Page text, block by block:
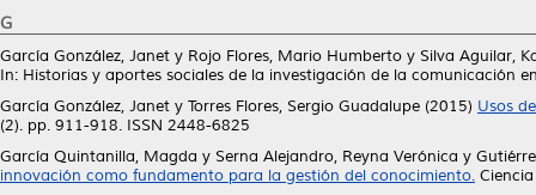
G
García González, Janet y Rojo Flores, Mario Humberto y Silva Aguilar,
In: Historias y aportes sociales de la investigación de la comunicación
García González, Janet y Torres Flores, Sergio Guadalupe (2015) Usos
(2). pp. 911-918. ISSN 2448-6825
García Quintanilla, Magda y Serna Alejandro, Reyna Verónica y
innovación como fundamento para la gestión del conocimiento.